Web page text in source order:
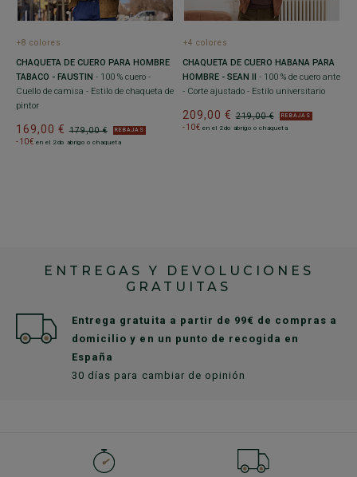
+8 colores
CHAQUETA DE CUERO PARA HOMBRE
TABACO - FAUSTIN - 100 % cuero -
Cuello de camisa - Estilo de chaqueta de
pintor
179,00 €
169,00 € REBAJAS
-10€ en el 2do abrigo o chaqueta
+4 colores
CHAQUETA DE CUERO HABANA PARA
HOMBRE - SEAN II
- 100 % de cuero ante
- Corte ajustado - Estilo universitario
219,00 €
209,00 € REBAJAS
-10€ en el 2do abrigo o chaqueta
ENTREGAS Y DEVOLUCIONES
GRATUITAS
Entrega gratuita a partir de 99€ de compras a
domicilio y en un punto de recogida en
España
30 días para cambiar de opinión